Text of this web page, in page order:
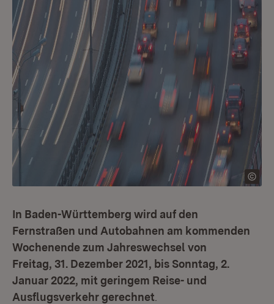
In Baden-Württemberg wird auf den
Fernstraßen und Autobahnen am kommenden
Wochenende zum Jahreswechsel von
Freitag, 31. Dezember 2021, bis Sonntag, 2.
Januar 2022, mit geringem Reise- und
Ausflugsverkehr gerechnet